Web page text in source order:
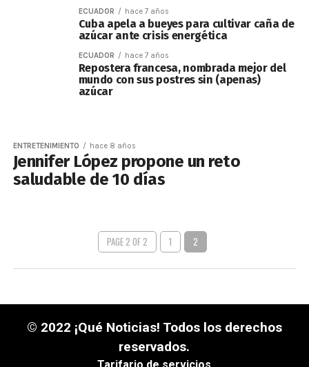
ECUADOR hace 7 años
Cuba apela a bueyes para cultivar caña de
azúcar ante crisis energética
ECUADOR hace 7 años
Repostera francesa, nombrada mejor del
mundo con sus postres sin (apenas)
azúcar
ENTRETENIMIENTO hace 8 años
Jennifer López propone un reto
saludable de 10 días
PAGE 2 OF 2 1 2
© 2022 ¡Qué Noticias! Todos los derechos
reservados.